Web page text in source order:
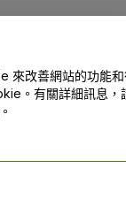
來改善網站的功能
。有關詳細訊息，